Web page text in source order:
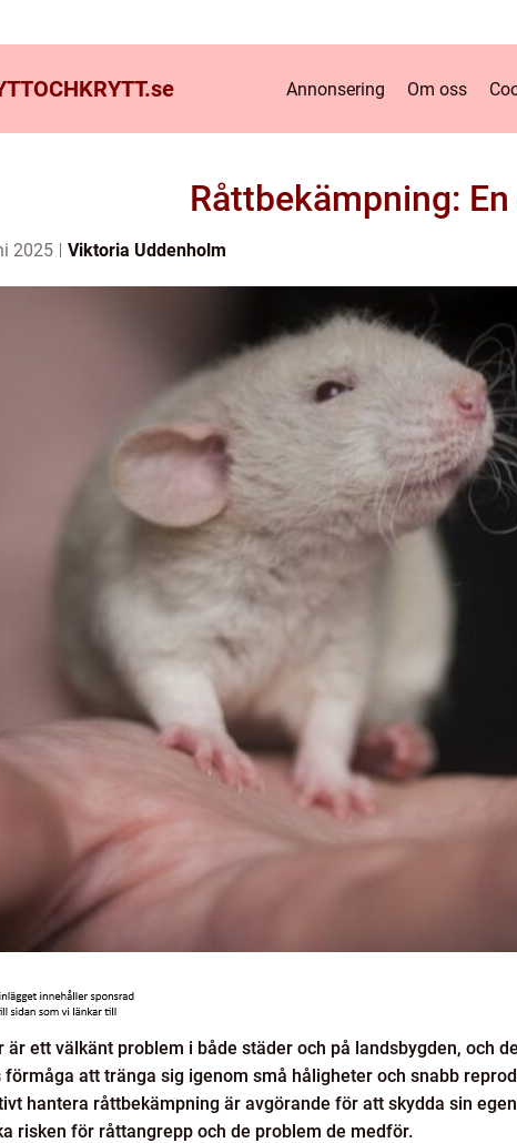
se Annonsering Om oss
Råttbekämpning:
2025 Viktoria Uddenholm
är ett välkänt problem i både städer och på landsbygden, och
förmåga att tränga sig igenom små håligheter och snabb
hantera råttbekämpning är avgörande för att skydda sin
risken för råttangrepp och de problem de medför.